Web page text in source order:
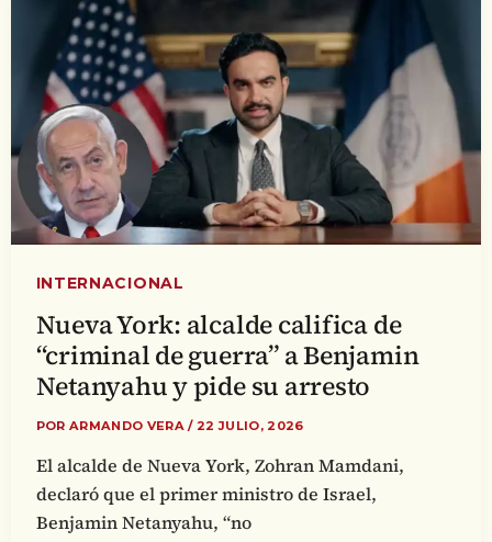
INTERNACIONAL
Nueva York: alcalde califica de
“criminal de guerra” a Benjamin
Netanyahu y pide su arresto
POR ARMANDO VERA/ 22 JULIO, 2026
El alcalde de Nueva York, Zohran Mamdani,
declaró que el primer ministro de Israel,
Benjamin Netanyahu, “no